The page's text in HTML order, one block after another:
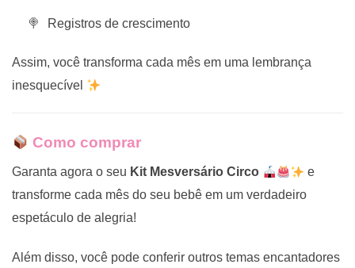
Registros de crescimento
Assim, você transforma cada mês em uma lembrança
inesquecível
Como comprar
Garanta agora o seu Kit Mesversário Circo
e
transforme cada mês do seu bebê em um verdadeiro
espetáculo de alegria!
Além disso, você pode conferir outros temas encantadores